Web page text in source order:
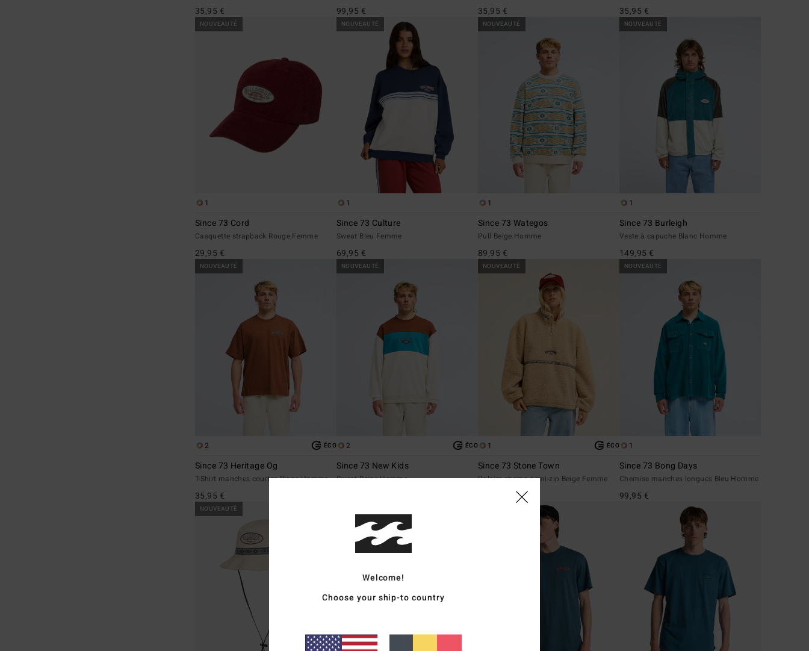
35,95 € 99,95 € 35,95 € 35,95 €
NOUVEAUTÉ
1
Since 73 Cord
Casquette strapback Rouge Femme
29,95 €
NOUVEAUTÉ
1
Since 73 Culture
Sweat Bleu Femme
69,95 €
NOUVEAUTÉ
1
Since 73 Wategos
Pull Beige Homme
89,95 €
NOUVEAUTÉ
1
Since 73 Burleigh
Veste à capuche Blanc Homme
149,95 €
NOUVEAUTÉ
2 ÉCO
Since 73 Heritage Og
T-Shirt manches courtes Blanc Homme
35,95 €
NOUVEAUTÉ
2 ÉCO
Since 73 New Kids
Sweat Beige Homme
NOUVEAUTÉ
1 ÉCO
Since 73 Stone Town
Polaire sherpa demi-zip Beige Femme
NOUVEAUTÉ
1
Since 73 Bong Days
Chemise manches longues Bleu Homme
99,95 €
NOUVEAUTÉ
Welcome!
Choose your ship-to country